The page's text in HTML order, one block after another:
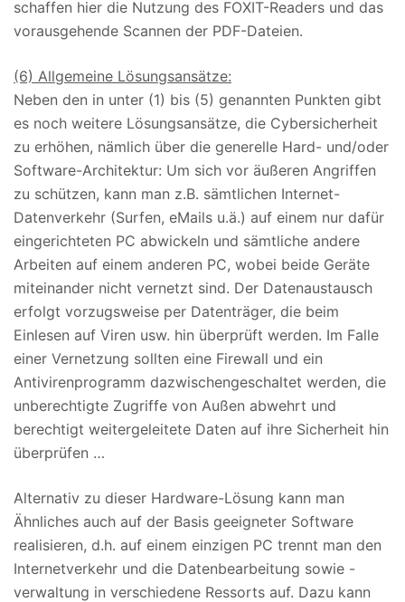
schaffen hier die Nutzung des FOXIT-Readers und das
vorausgehende Scannen der PDF-Dateien.
(6) Allgemeine Lösungsansätze:
Neben den in unter (1) bis (5) genannten Punkten gibt
es noch weitere Lösungsansätze, die Cybersicherheit
zu erhöhen, nämlich über die generelle Hard- und/oder
Software-Architektur: Um sich vor äußeren Angriffen
zu schützen, kann man z.B. sämtlichen Internet-
Datenverkehr (Surfen, eMails u.ä.) auf einem nur dafür
eingerichteten PC abwickeln und sämtliche andere
Arbeiten auf einem anderen PC, wobei beide Geräte
miteinander nicht vernetzt sind. Der Datenaustausch
erfolgt vorzugsweise per Datenträger, die beim
Einlesen auf Viren usw. hin überprüft werden. Im Falle
einer Vernetzung sollten eine Firewall und ein
Antivirenprogramm dazwischengeschaltet werden, die
unberechtigte Zugriffe von Außen abwehrt und
berechtigt weitergeleitete Daten auf ihre Sicherheit hin
überprüfen …
Alternativ zu dieser Hardware-Lösung kann man
Ähnliches auch auf der Basis geeigneter Software
realisieren, d.h. auf einem einzigen PC trennt man den
Internetverkehr und die Datenbearbeitung sowie -
verwaltung in verschiedene Ressorts auf. Dazu kann